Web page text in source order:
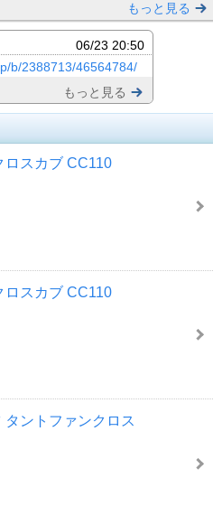
もっと見る
06/23 20:50
b/2388713/46564784/
もっと見る
ロスカブ CC110
ロスカブ CC110
タントファンクロス